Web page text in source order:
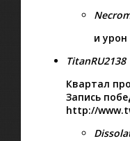
и
TitanRU2138
Квартал
Запись
http://